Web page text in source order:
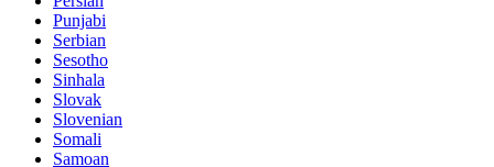
Punjabi
Serbian
Sesotho
Sinhala
Slovak
Slovenian
Somali
Samoan